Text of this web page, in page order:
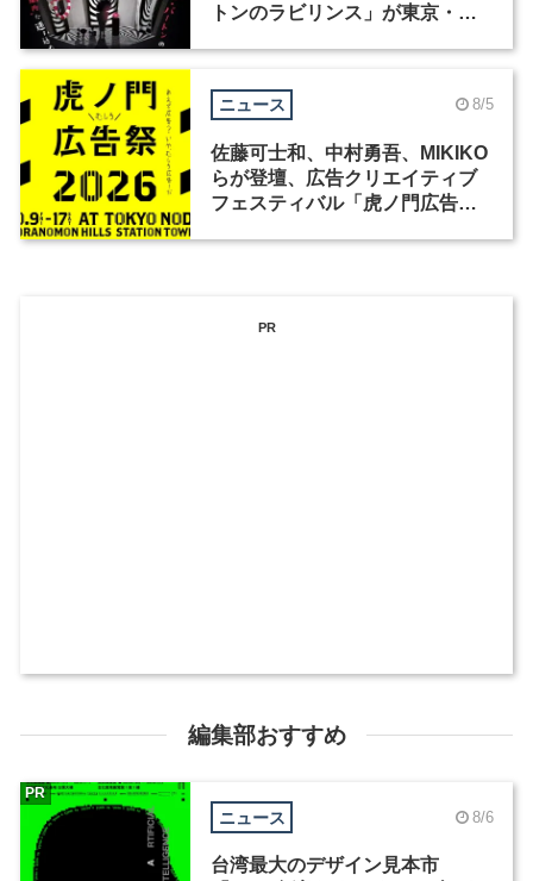
トンのラビリンス」が東京・豊
ニュース 8/5
佐藤可士和、中村勇吾、MIKIKO
らが登壇、広告クリエイティブ
フェスティバル「虎ノ門広告
PR
編集部おすすめ
ニュース 8/6
台湾最大のデザイン見本市
PR